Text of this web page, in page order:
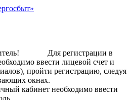
Для регистрации в
ввести лицевой счет и
пройти регистрацию, следуя
всплывающих окнах.
кабинет необходимо ввести
счет и пароль.